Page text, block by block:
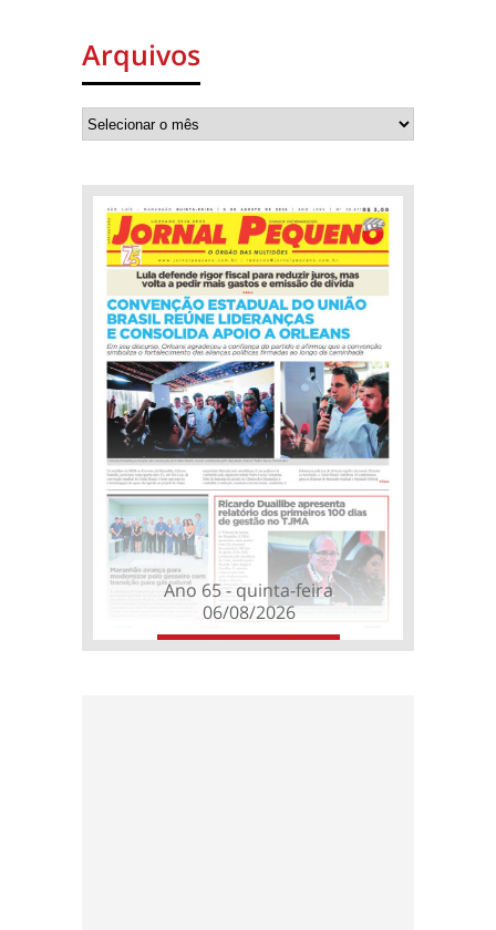
Arquivos
Ano 65 - quinta-feira
06/08/2026